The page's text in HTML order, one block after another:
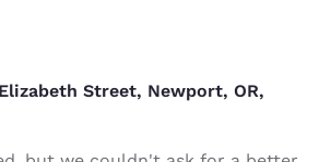
Street, Newport, OR,